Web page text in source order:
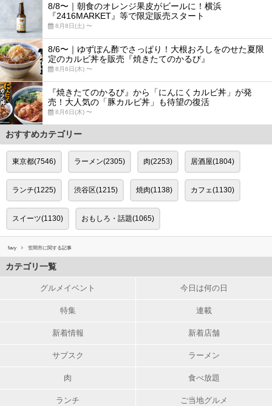
8/8〜｜朝食のオレンジ果皮がビールに！横浜
『2416MARKET』等で限定販売スタート
8月8日(土) 〜
8/6〜｜ゆずぽん酢でさっぱり！大根おろしをのせた夏限
定のカルビ丼を販売『焼きたてのかるび』
8月6日(木) 〜
『焼きたてのかるび』から「にんにくカルビ丼」が発
売！大人気の「豚カルビ丼」も待望の復活
8月6日(木) 〜
おすすめカテゴリー
東京都(7546) ラーメン(2305) 肉(2253) 居酒屋(1804)
ランチ(1225) 渋谷区(1215) 焼肉(1138) カフェ(1130)
スイーツ(1130) おもしろ・話題(1065)
favy 笠間市に関する記事
カテゴリ一覧
グルメイベント 今日は何の日
特集 連載
新着情報 新着店舗
サブスク ラーメン
肉 食べ放題
ランチ ご当地グルメ